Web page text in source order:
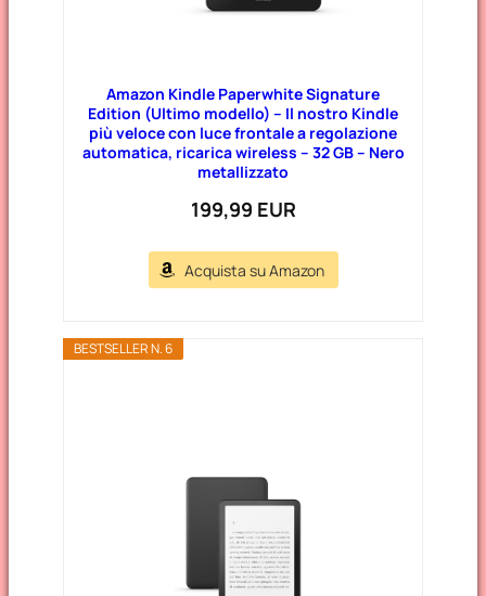
Amazon Kindle Paperwhite Signature
Edition (Ultimo modello) – Il nostro Kindle
più veloce con luce frontale a regolazione
automatica, ricarica wireless – 32 GB – Nero
metallizzato
199,99 EUR
Acquista su Amazon
BESTSELLER N. 6